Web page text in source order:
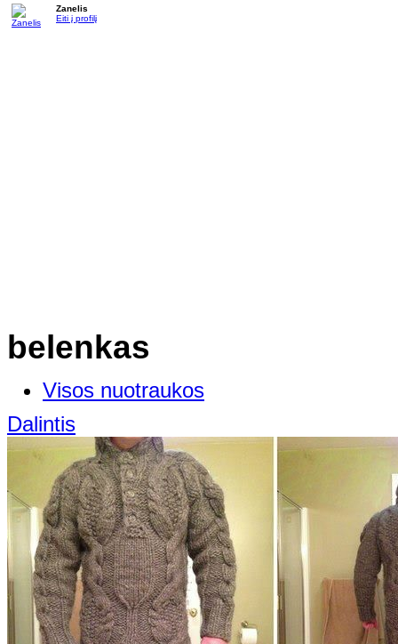
Zanelis
Eiti į profilį
belenkas
Visos nuotraukos
Dalintis